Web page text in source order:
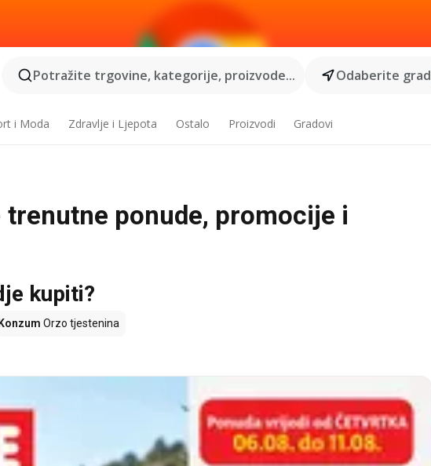
Potražite trgovine, kategorije, proizvode...
Odaberite grad
i Moda Zdravlje i Ljepota Ostalo Proizvodi Gradovi
ponude, promocije i
kupiti?
Konzum Orzo tjestenina